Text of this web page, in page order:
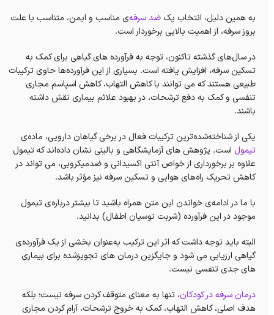
به همین دلیل، انتخاب یک ضد سرفه‌ی مناسب و ایمن، متناسب با علت
بروز سرفه، از اهمیت بالایی برخوردار است.
در سال‌های گذشته تاکنون، توجه به فرآورده‌ های گیاهی برای کمک به
تسکین سرفه، افزایش یافته است. بسیاری از این فرآورده‌ها حاوی ترکیبات
طبیعی هستند که می‌ توانند با کاهش التهاب، کاهش اسپاسم مجاری
تنفسی و کمک به دفع ترشحات، در بهبود علائم بیماری نقش داشته
باشند.
یکی از شناخته‌شده‌ترین ترکیبات فعال در برخی گیاهان دارویی، ماده‌ی
تیمول است. پژوهش‌ های آزمایشگاهی و بالینی نشان داده‌اند که تیمول
علاوه بر برخورداری از خواص آنتی‌ اکسیدانی و ضدمیکروبی، می‌ تواند در
کاهش تحریک راه‌های هوایی و تسکین سرفه نیز مؤثر باشد.
با ما در ادامه‌ی خواندن این متن همراه باشید تا بیشتر درباره‌ی تیمول
موجود در این فرآورده (شربت توسیان اطفال) بدانید.
البته باید توجه داشت که اثر این ترکیب به‌عنوان بخشی از یک فرآورده‌ی
گیاهی ارزیابی می‌ شود و جایگزین درمان‌ های تجویزشده برای بیماری‌
های جدی تنفسی نیست.
درمان سرفه در کودکان، تنها به معنای متوقف کردن سرفه نیست؛ بلکه
هدف اصلی، کاهش التهاب، کمک به خروج ترشحات، آرام کردن مجاری